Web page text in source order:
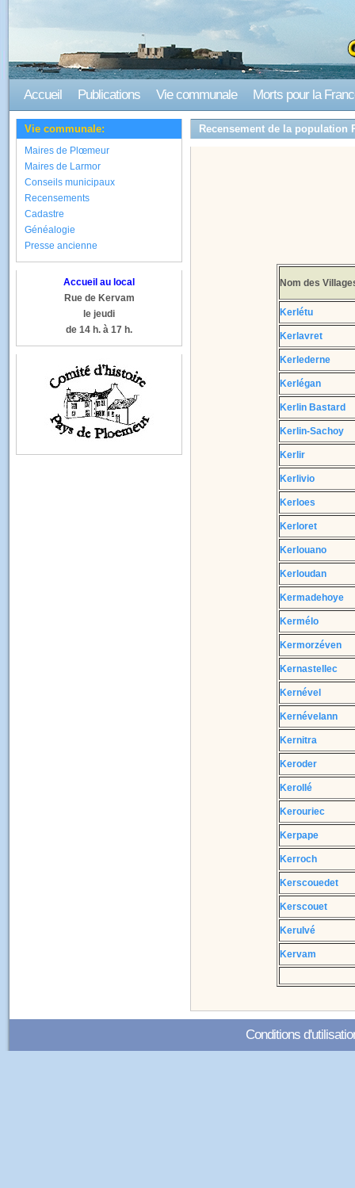
Accueil Publications Vie communale Morts pour la
Vie communale:
Maires de Plœmeur
Maires de Larmor
Conseils municipaux
Recensements
Cadastre
Généalogie
Presse ancienne
Accueil au local
Rue de Kervam
le jeudi
de 14 h. à 17 h.
Recensement de la population
Nom des
Kerlétu
Kerlavret
Kerlederne
Kerlégan
Kerlin Bastard
Kerlin-Sachoy
Kerlir
Kerlivio
Kerloes
Kerloret
Kerlouano
Kerloudan
Kermadehoye
Kermélo
Kermorzéven
Kernastellec
Kernével
Kernévelann
Kernitra
Keroder
Kerollé
Kerouriec
Kerpape
Kerroch
Kerscouedet
Kerscouet
Kerulvé
Kervam
Conditions